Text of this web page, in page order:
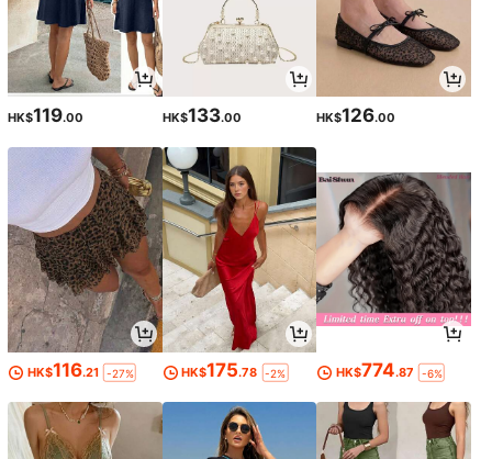
HK$119.00 HK$133.00 HK$126.00
HK$116.21 -27% HK$175.78 -2% HK$774.87 -6%